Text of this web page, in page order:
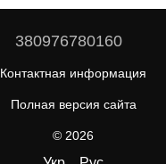
380976780160
Контактная информация
Полная версия сайта
© 2026